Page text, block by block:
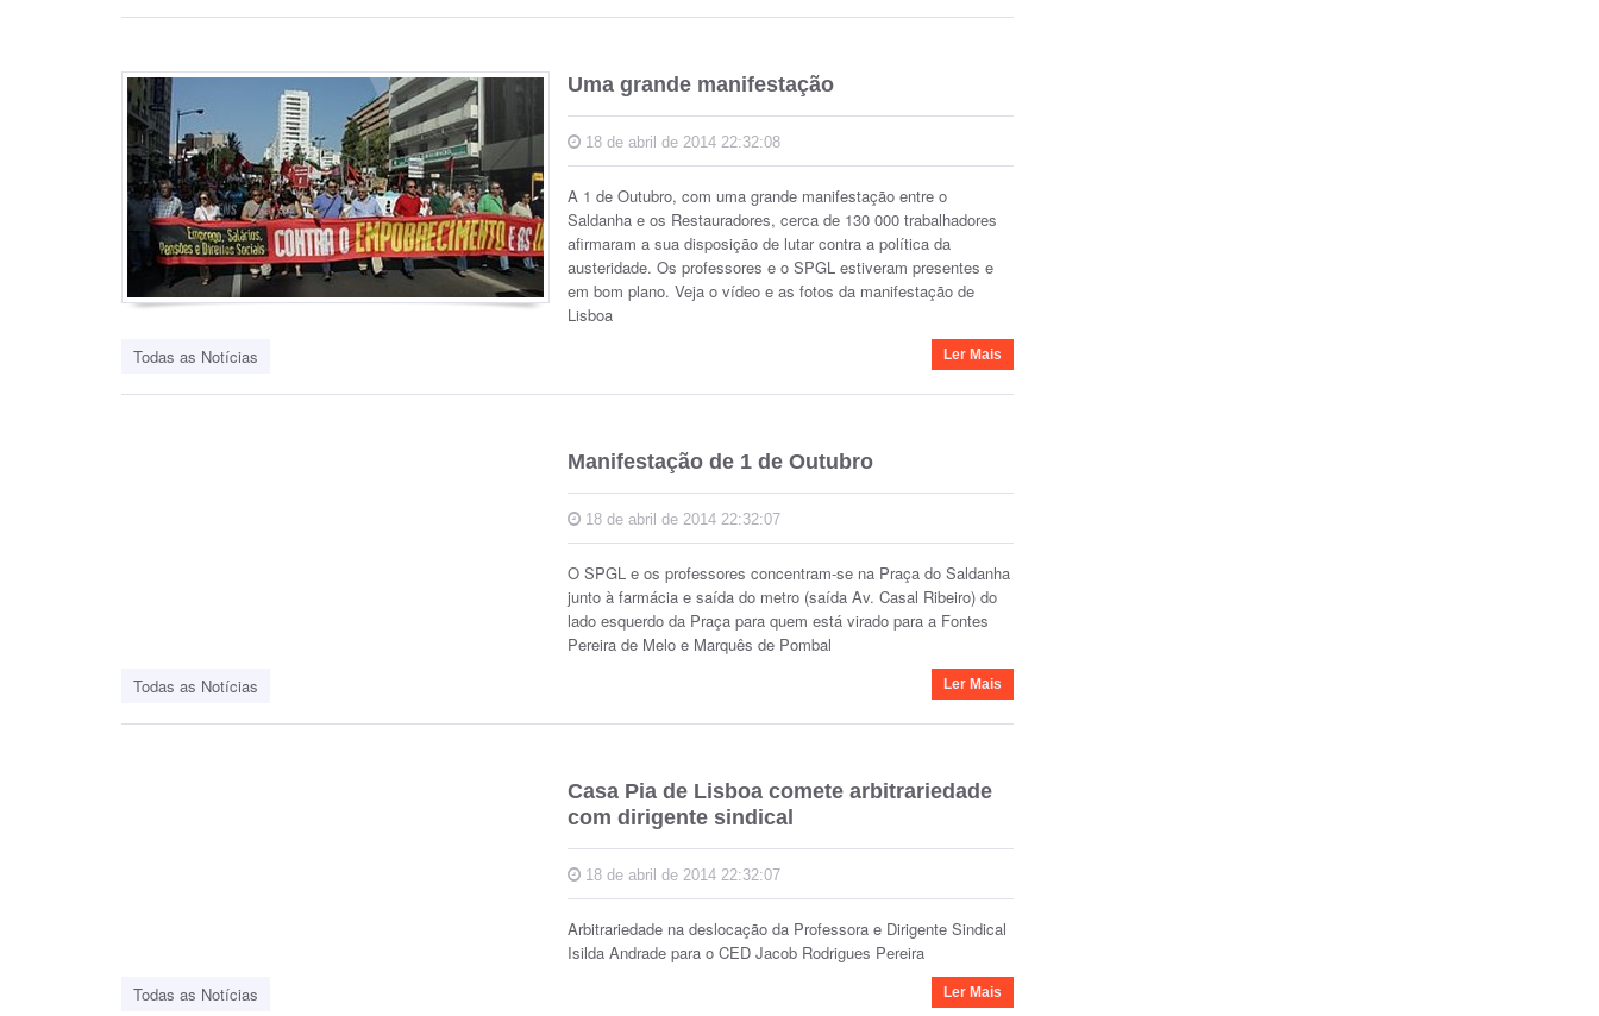
Uma grande manifestação
18 de abril de 2014 22:32:08
A 1 de Outubro, com uma grande manifestação entre o
Saldanha e os Restauradores, cerca de 130 000 trabalhadores
afirmaram a sua disposição de lutar contra a política da
austeridade. Os professores e o SPGL estiveram presentes e
em bom plano. Veja o vídeo e as fotos da manifestação de
Lisboa
Todas as Notícias
Ler Mais
Manifestação de 1 de Outubro
18 de abril de 2014 22:32:07
O SPGL e os professores concentram-se na Praça do Saldanha
junto à farmácia e saída do metro (saída Av. Casal Ribeiro) do
lado esquerdo da Praça para quem está virado para a Fontes
Pereira de Melo e Marquês de Pombal
Todas as Notícias
Ler Mais
Casa Pia de Lisboa comete arbitrariedade
com dirigente sindical
18 de abril de 2014 22:32:07
Arbitrariedade na deslocação da Professora e Dirigente Sindical
Isilda Andrade para o CED Jacob Rodrigues Pereira
Todas as Notícias
Ler Mais